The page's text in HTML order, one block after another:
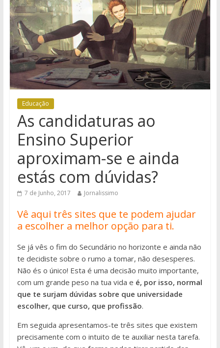
Educação
As candidaturas ao
Ensino Superior
aproximam-se e ainda
estás com dúvidas?
7 de Junho, 2017 Jornalissimo
Vê aqui três sites que te podem ajudar
a escolher a melhor opção para ti.
Se já vês o fim do Secundário no horizonte e ainda não
te decidiste sobre o rumo a tomar, não desesperes.
Não és o único! Esta é uma decisão muito importante,
com um grande peso na tua vida e é, por isso, normal
que te surjam dúvidas sobre que universidade
escolher, que curso, que profissão.
Em seguida apresentamos-te três sites que existem
precisamente com o intuito de te auxiliar nesta tarefa.